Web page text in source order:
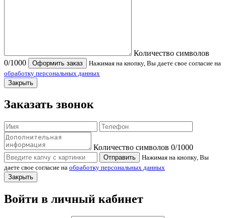
Количество символов
0/1000 Оформить заказ
Нажимая на кнопку, Вы даете свое согласие на
обработку персональных данных
Закрыть
Заказать звонок
Количество символов 0/1000
Отправить
Нажимая на кнопку, Вы
даете свое согласие на обработку персональных данных
Закрыть
Войти в личный кабинет